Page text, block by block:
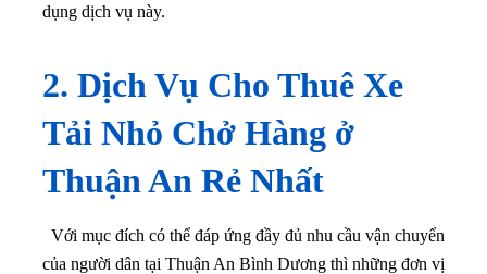
dụng dịch vụ này.
2. Dịch Vụ Cho Thuê Xe
Tải Nhỏ Chở Hàng ở
Thuận An Rẻ Nhất
Với mục đích có thể đáp ứng đầy đủ nhu cầu vận chuyển
của người dân tại Thuận An Bình Dương thì những đơn vị